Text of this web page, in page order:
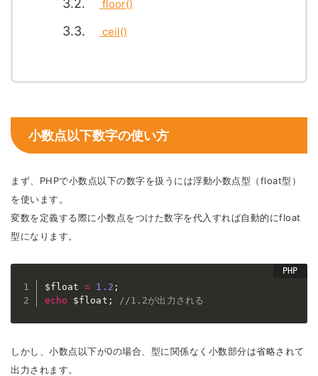
3.2 floor()
3.3 ceil()
小数点以下数字の使い方
まず、PHPで小数点以下の数字を扱うには浮動小数点型（float型）
を使います。
変数を定義する際に小数点をつけた数字を代入すれば自動的にfloat
型になります。
$float = 1.2 ;
echo
$float ; //1.2が出力される
しかし、小数点以下が0の場合、型に関係なく小数部分は省略されて
出力されます。